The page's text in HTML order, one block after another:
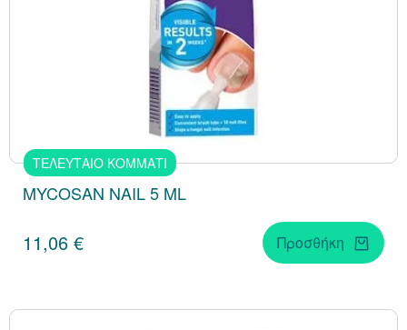
ΤΕΛΕΥΤΑΙΟ ΚΟΜΜΑΤΙ
MYCOSAN NAIL 5 ML
11,06 € Προσθήκη